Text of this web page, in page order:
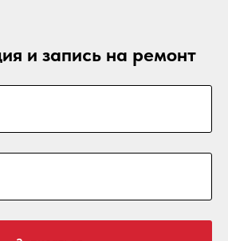
и запись на ремонт